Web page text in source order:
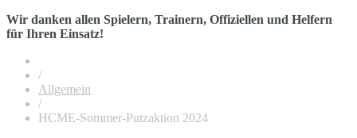
Wir danken allen Spielern, Trainern, Offiziellen und Helfern
für Ihren Einsatz!
/
Allgemein
/
HCME-Sommer-Putzaktion 2024